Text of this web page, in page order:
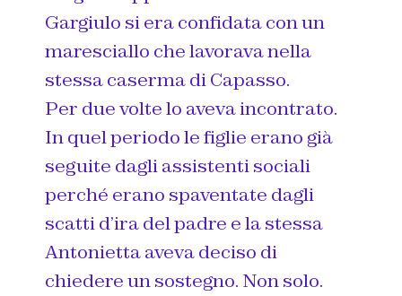
Gargiulo si era confidata con un
maresciallo che lavorava nella
stessa caserma di Capasso.
Per due volte lo aveva incontrato.
In quel periodo le figlie erano già
seguite dagli assistenti sociali
perché erano spaventate dagli
scatti d’ira del padre e la stessa
Antonietta aveva deciso di
chiedere un sostegno. Non solo.